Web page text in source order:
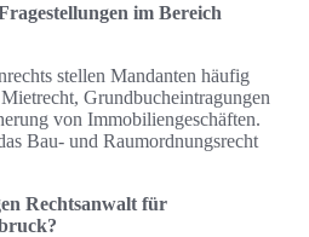
im Bereich
stellen Mandanten häufig
Grundbucheintragungen
von Immobiliengeschäften.
Bau- und Raumordnungsrecht
Rechtsanwalt für